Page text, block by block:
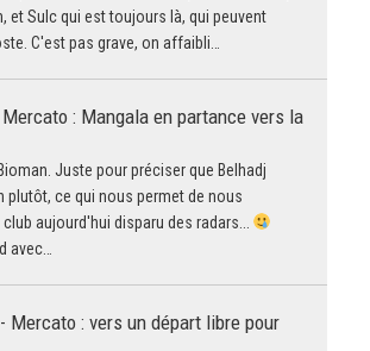
et Sulc qui est toujours là, qui peuvent
C'est pas grave, on affaibli…
: Mangala en partance vers la
Juste pour préciser que Belhadj
plutôt, ce qui nous permet de nous
aujourd'hui disparu des radars...
avec…
Mercato : vers un départ libre pour